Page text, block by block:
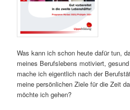
Was kann ich schon heute dafür tun,
meines Berufslebens motiviert,
mache ich eigentlich nach der
meine persönlichen Ziele für die Zeit
möchte ich gehen?